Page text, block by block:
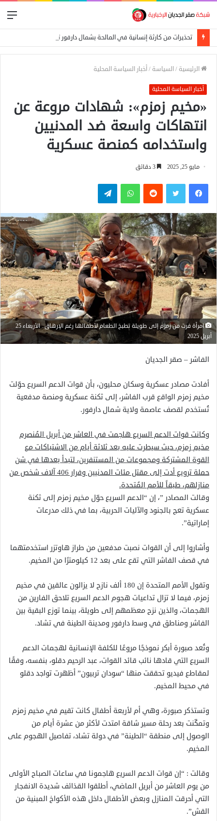
الرئيسية /السياسة /أخبار السياسة المحلية
أخبار السياسة المحلية
«مخيم زمزم»: شهادات مروعة عن
انتهاكات واسعة ضد المدنيين
واستخدامه كمنصة عسكرية
مايو 25, 2025
فيسبوكتويتر واتساب تيلقرام
امرأة فرت من زمزم إلى طويلة تطبخ الطعام لأطفالها رغم الإرهاق.. الأربعاء 25
أبريل 2025
الفاشر – صقر الجديان
أفادت مصادر عسكرية وسكان محليون، بأن قوات الدعم السريع حوّلت
مخيم زمزم الواقع قرب الفاشر، إلى ثكنة عسكرية ومنصة مدفعية
تُستخدم لقصف عاصمة ولاية شمال دارفور.
وكانت قوات الدعم السريع هاجمت في العاشر من أبريل المُنصرم
مخيم زمزم، حيث سيطرت عليه بعد ثلاثة أيام من الاشتباكات مع
القوة المشتركة ومجموعات من المستنفرين، لتبدأ بعدها في شن
حملة ترويع أدت إلى مقتل مئات المدنيين وفرار 406 آلاف شخص من
منازلهم، طبقاً للأمم المُتحدة.
وقالت المصادر ”، إن “الدعم السريع حوّل مخيم زمزم إلى ثكنة
عسكرية تعج بالجنود والآليات الحربية، بما في ذلك مدرعات
إماراتية”.
وأشاروا إلى أن القوات نصبت مدفعين من طراز هاوتزر استخدمتهما
في قصف الفاشر التي تقع على بعد 12 كيلومترًا من المخيم.
وتقول الأمم المتحدة إن 180 ألف نازح لا يزالون عالقين في مخيم
زمزم، فيما لا تزال تداعيات هجوم الدعم السريع تلاحق الفارين من
الهجمات، والذين نزح معظمهم إلى طويلة، بينما توزع البقية بين
الفاشر ومناطق في وسط دارفور ومدينة الطينة في تشاد.
وتُعد صبورة أبكر نموذجًا مروعًا للكلفة الإنسانية لهجمات الدعم
السريع التي قادها نائب قائد القوات، عبد الرحيم دقلو، بنفسه، وفقًا
لمقاطع فيديو تحققت منها “سودان تربيون” أظهرت تواجد دقلو
في محيط المخيم.
وتستذكر صبورة، وهي أم لأربعة أطفال كانت تقيم في مخيم زمزم
وتمكّنت بعد رحلة مسير شاقة امتدت لأكثر من عشرة أيام من
الوصول إلى منطقة “الطينة” في دولة تشاد، تفاصيل الهجوم على
المخيم.
وقالت : “إن قوات الدعم السريع هاجمونا في ساعات الصباح الأولى
من يوم العاشر من أبريل الماضي، أطلقوا القذائف شديدة الانفجار
التي أحرقت المنازل وبعض الأطفال داخل هذه الأكواخ المبنية من
القش”.